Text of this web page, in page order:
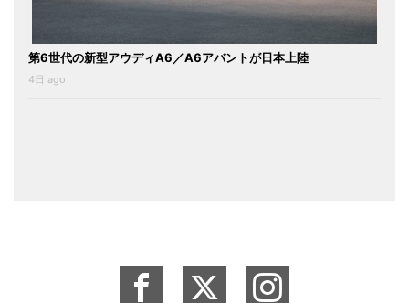
第6世代の新型アウディA6／A6アバントが日本上陸
4日 ago